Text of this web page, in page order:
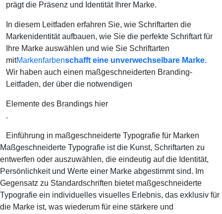
prägt die Präsenz und Identität Ihrer Marke.
In diesem Leitfaden erfahren Sie, wie Schriftarten die
Markenidentität aufbauen, wie Sie die perfekte Schriftart für
Ihre Marke auswählen und wie Sie Schriftarten
mitMarkenfarbenschafft eine unverwechselbare Marke.
Wir haben auch einen maßgeschneiderten Branding-
Leitfaden, der über die notwendigen
Elemente des Brandings hier
.
Einführung in maßgeschneiderte Typografie für Marken
Maßgeschneiderte Typografie ist die Kunst, Schriftarten zu
entwerfen oder auszuwählen, die eindeutig auf die Identität,
Persönlichkeit und Werte einer Marke abgestimmt sind. Im
Gegensatz zu Standardschriften bietet maßgeschneiderte
Typografie ein individuelles visuelles Erlebnis, das exklusiv für
die Marke ist, was wiederum für eine stärkere und